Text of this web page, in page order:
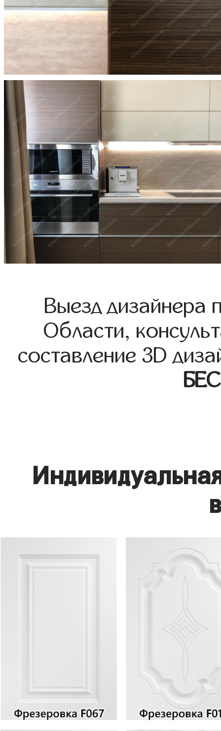
Выезд дизайнера
Области,
составление 3D